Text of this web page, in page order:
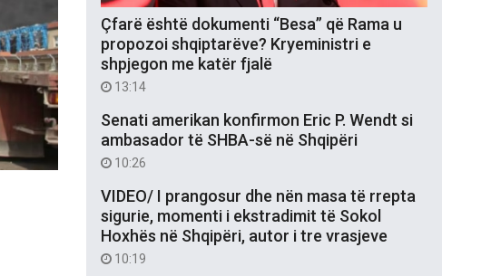
Çfarë është dokumenti “Besa” që Rama u
propozoi shqiptarëve? Kryeministri e
shpjegon me katër fjalë
13:14
Senati amerikan konfirmon Eric P. Wendt si
ambasador të SHBA-së në Shqipëri
10:26
VIDEO/ I prangosur dhe nën masa të rrepta
sigurie, momenti i ekstradimit të Sokol
Hoxhës në Shqipëri, autor i tre vrasjeve
10:19